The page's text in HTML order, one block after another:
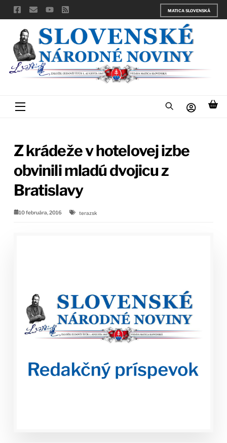
Skip
to
content
MATICA SLOVENSKÁ
Menu
Z krádeže v hotelovej izbe
obvinili mladú dvojicu z
Bratislavy
10 februára, 2016 terazsk